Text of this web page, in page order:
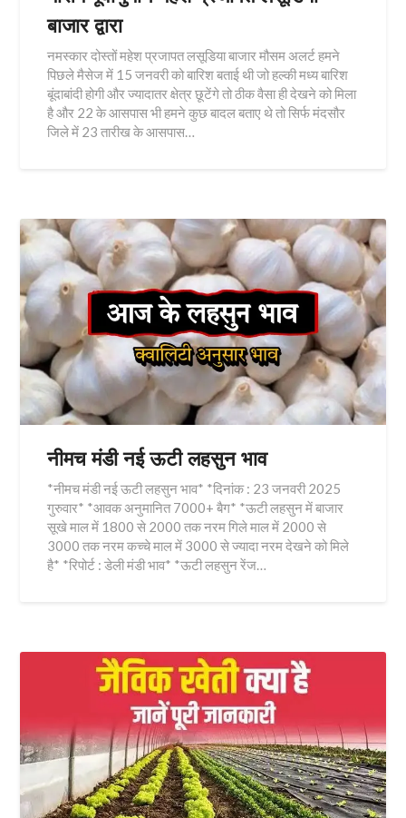
बाजार द्वारा
नमस्कार दोस्तों महेश प्रजापत लसूडिया बाजार मौसम अलर्ट हमने
पिछले मैसेज में 15 जनवरी को बारिश बताई थी जो हल्की मध्य बारिश
बूंदाबांदी होगी और ज्यादातर क्षेत्र छूटेंगे तो ठीक वैसा ही देखने को मिला
है और 22 के आसपास भी हमने कुछ बादल बताए थे तो सिर्फ मंदसौर
जिले में 23 तारीख के आसपास…
नीमच मंडी नई ऊटी लहसुन भाव
*नीमच मंडी नई ऊटी लहसुन भाव* *दिनांक : 23 जनवरी 2025
गुरुवार* *आवक अनुमानित 7000+ बैग* *ऊटी लहसुन में बाजार
सूखे माल में 1800 से 2000 तक नरम गिले माल में 2000 से
3000 तक नरम कच्चे माल में 3000 से ज्यादा नरम देखने को मिले
है* *रिपोर्ट : डेली मंडी भाव* *ऊटी लहसुन रेंज…